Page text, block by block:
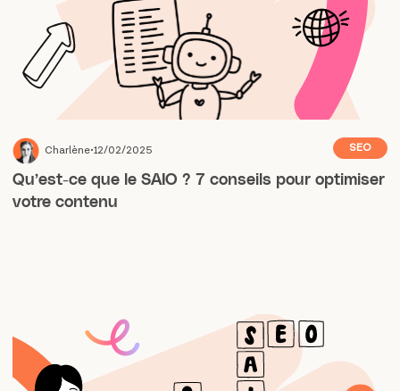
Charlène 12/02/2025
Qu’est-ce que le SAIO ? 7 conseils pour optimiser
votre contenu
SEO